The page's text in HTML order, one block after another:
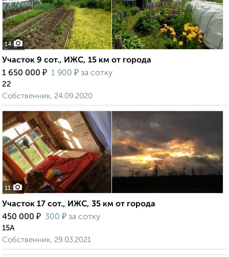
14
Участок 9 сот., ИЖС, 15 км от города
1 650 000 ₽ 1 900 ₽ за сотку
22
Собственник, 24.09.2020
11
Участок 17 сот., ИЖС, 35 км от города
450 000 ₽ 300 ₽ за сотку
15А
Собственник, 29.03.2021